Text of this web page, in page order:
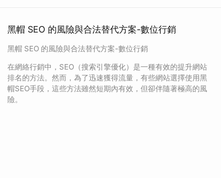
黑帽 SEO 的風險與合法替代方案-數位行銷
黑帽 SEO 的風險與合法替代方案-數位行銷
在網絡行銷中，SEO（搜索引擎優化）是一種有效的提升網站
排名的方法。然而，為了迅速獲得流量，有些網站選擇使用黑
帽SEO手段，這些方法雖然短期內有效，但卻伴隨著極高的風
險。